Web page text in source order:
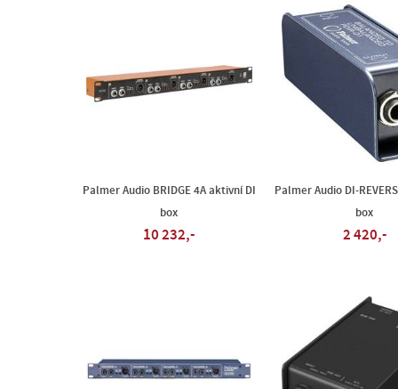
Palmer Audio BRIDGE 4A aktivní DI
box
10 232,-
Palmer Audio DI-
box
2 420,-